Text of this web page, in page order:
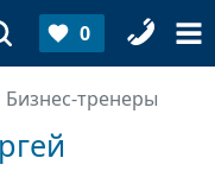
0
Бизнес-тренеры